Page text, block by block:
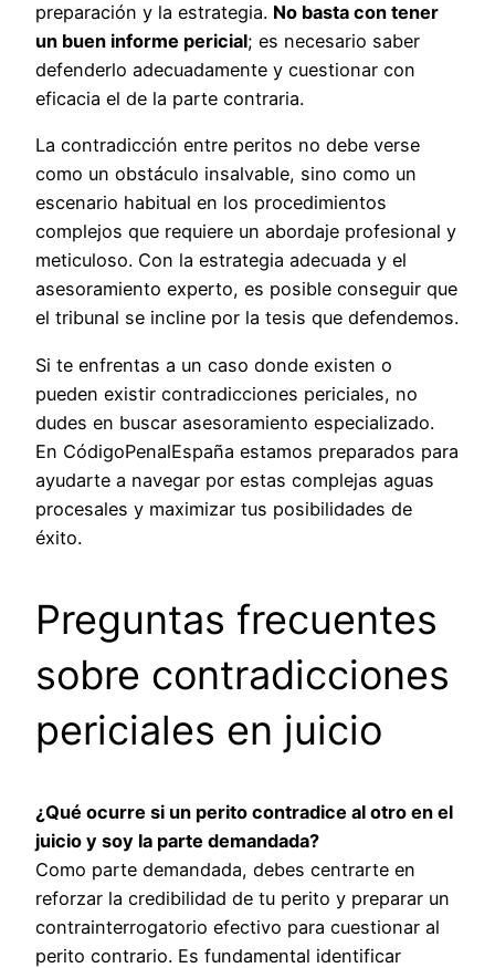
preparación y la estrategia. No basta con tener
un buen informe pericial; es necesario saber
defenderlo adecuadamente y cuestionar con
eficacia el de la parte contraria.
La contradicción entre peritos no debe verse
como un obstáculo insalvable, sino como un
escenario habitual en los procedimientos
complejos que requiere un abordaje profesional y
meticuloso. Con la estrategia adecuada y el
asesoramiento experto, es posible conseguir que
el tribunal se incline por la tesis que defendemos.
Si te enfrentas a un caso donde existen o
pueden existir contradicciones periciales, no
dudes en buscar asesoramiento especializado.
En CódigoPenalEspaña estamos preparados para
ayudarte a navegar por estas complejas aguas
procesales y maximizar tus posibilidades de
éxito.
Preguntas frecuentes
sobre contradicciones
periciales en juicio
¿Qué ocurre si un perito contradice al otro en el
juicio y soy la parte demandada?
Como parte demandada, debes centrarte en
reforzar la credibilidad de tu perito y preparar un
contrainterrogatorio efectivo para cuestionar al
perito contrario. Es fundamental identificar